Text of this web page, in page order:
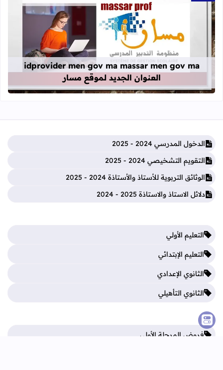
قراءة المزيد عن idprovider men gov ma massar men gov ma العنوان الجديد لموقع مسار
idprovider men gov ma massar men gov ma
العنوان الجديد لموقع مسار
الدخول المدرسي 2024 - 2025
التقويم التشخيصي 2024 - 2025
الوثائق التربوية للأستاذ والأستاذة 2024 - 2025
دلائل الاستاذ والاستاذة 2025 - 2024
التعليم الأولي
التعليم الإبتدائي
الثانوي الإعدادي
الثانوي التأهيلي
فروض المرحلة الأولى